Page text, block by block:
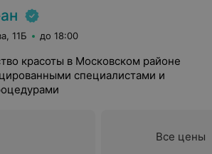
11Б до 18:00
красоты в Московском районе
специалистами и
Все цены